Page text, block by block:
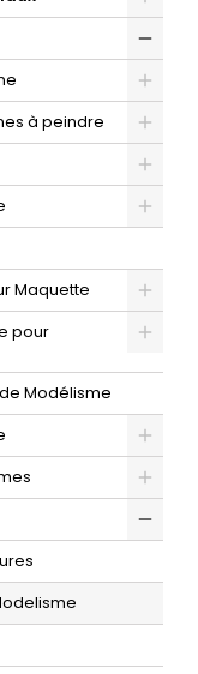
à peindre
Maquette
pour
Modélisme